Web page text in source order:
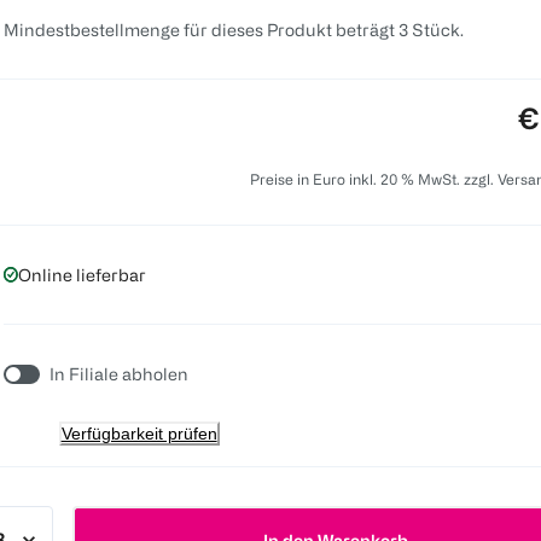
Mindestbestellmenge für dieses Produkt beträgt 3 Stück.
€
Preise in Euro inkl. 20 % MwSt. zzgl.
Online lieferbar
In Filiale abholen
Verfügbarkeit prüfen